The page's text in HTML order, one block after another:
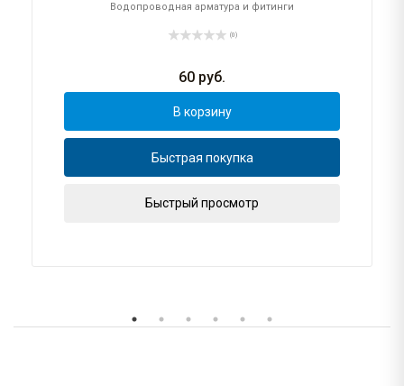
Водопроводная арматура и фитинги
(0)
60 руб.
В корзину
Быстрая покупка
Быстрый просмотр